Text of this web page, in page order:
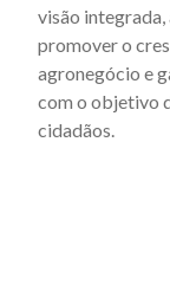
visão
promover o
agronegócio e
com o objetivo
cidadãos.